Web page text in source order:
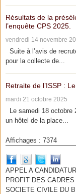
Résultats de la
l’enquête CPS 2025.
vendredi 14 novembre
Suite à l’avis de
pour la collecte de...
Retraite de l’ISSP :
mardi 21 octobre 2025
Le samedi 18 octobre
un hôtel de la place...
Affichages : 7374
APPEL A
PROFIT DES
SOCIETE CIVILE DU